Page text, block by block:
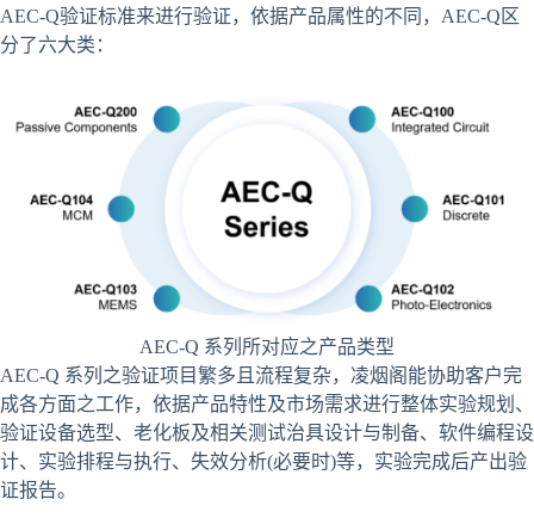
AEC-Q验证标准来进行验证，依据产品属性的不同，AEC-Q区
分了六大类：
AEC-Q 系列所对应之产品类型
AEC-Q 系列之验证项目繁多且流程复杂，凌烟阁能协助客户完
成各方面之工作，依据产品特性及市场需求进行整体实验规划、
验证设备选型、老化板及相关测试治具设计与制备、软件编程设
计、实验排程与执行、失效分析(必要时)等，实验完成后产出验
证报告。